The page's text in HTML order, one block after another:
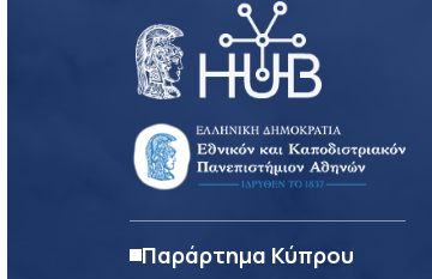
Παράρτημα Κύπρου